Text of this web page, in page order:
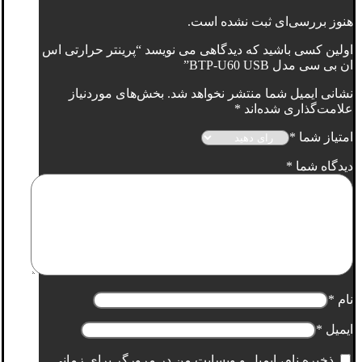
هنوز بررسی‌ای ثبت نشده است.
اولین کسی باشید که دیدگاهی می نویسد “پرینتر حرارتی اس
ان بی سی مدل BTP-U60 USB”
نشانی ایمیل شما منتشر نخواهد شد. بخش‌های موردنیاز
علامت‌گذاری شده‌اند *
امتیاز شما *
دیدگاه شما *
نام *
ایمیل *